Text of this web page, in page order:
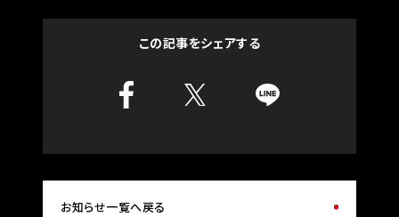
この記事をシェアする
お知らせ一覧へ戻る